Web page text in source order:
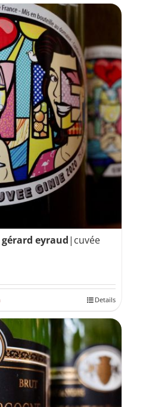
eyraud|cuvée
Details